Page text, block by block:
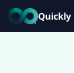
Quickly